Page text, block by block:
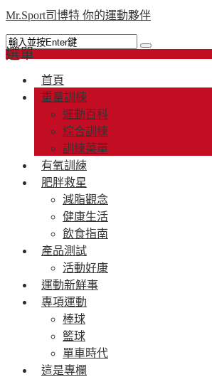
Mr.Sport司博特 你的運動夥伴
選單
首頁
重量訓練
運動百科
綜合訓練
訓練菜單
有氧訓練
肥胖救星
減脂觀念
健康生活
飲食指南
產品測試
活動好康
運動新鮮事
專項運動
棒球
籃球
單車時代
這是專欄